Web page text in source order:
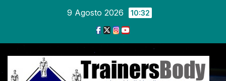
9 Agosto 2026 10:32